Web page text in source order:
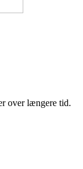
over længere tid.